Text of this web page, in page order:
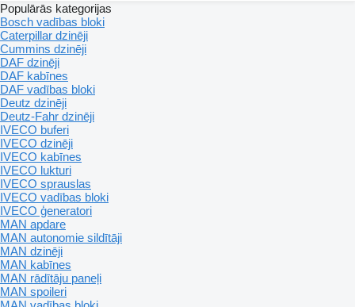
Populārās kategorijas
Bosch vadības bloki
Caterpillar dzinēji
Cummins dzinēji
DAF dzinēji
DAF kabīnes
DAF vadības bloki
Deutz dzinēji
Deutz-Fahr dzinēji
IVECO buferi
IVECO dzinēji
IVECO kabīnes
IVECO lukturi
IVECO sprauslas
IVECO vadības bloki
IVECO ģeneratori
MAN apdare
MAN autonomie sildītāji
MAN dzinēji
MAN kabīnes
MAN rādītāju paneļi
MAN spoileri